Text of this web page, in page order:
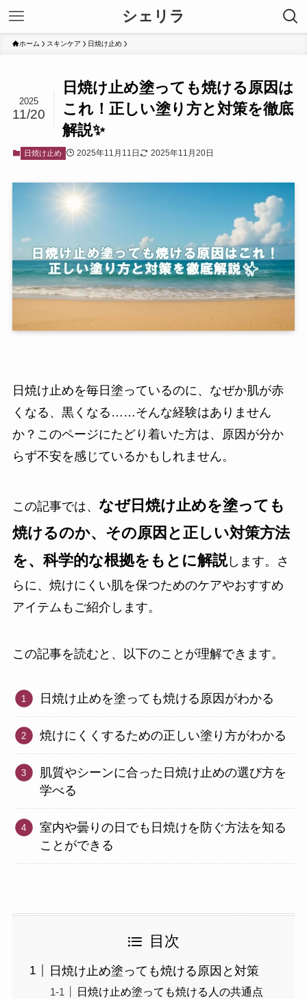
シェリラ
ホーム スキンケア 日焼け止め
日焼け止め塗っても焼ける原因は
これ！正しい塗り方と対策を徹底
解説✨
2025
11/20
日焼け止め 2025年11月11日 2025年11月20日
日焼け止めを毎日塗っているのに、なぜか肌が赤
くなる、黒くなる……そんな経験はありません
か？このページにたどり着いた方は、原因が分か
らず不安を感じているかもしれません。
この記事では、 なぜ日焼け止めを塗っても
焼けるのか、その原因と正しい対策方法
を、科学的な根拠をもとに解説します。さ
らに、焼けにくい肌を保つためのケアやおすすめ
アイテムもご紹介します。
この記事を読むと、以下のことが理解できます。
日焼け止めを塗っても焼ける原因がわかる
焼けにくくするための正しい塗り方がわかる
肌質やシーンに合った日焼け止めの選び方を
学べる
室内や曇りの日でも日焼けを防ぐ方法を知る
ことができる
目次
日焼け止め塗っても焼ける原因と対策
日焼け止め塗っても焼ける人の共通点